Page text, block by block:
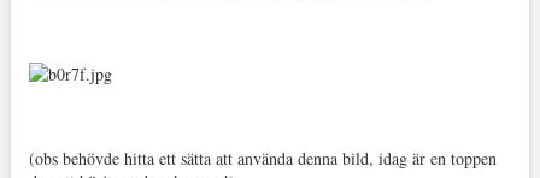
(obs behövde hitta ett sätta att använda denna bild, idag är en toppen